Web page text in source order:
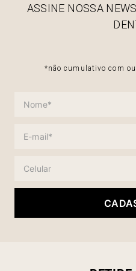
ASSINE NOSSA
*não cumulativo com